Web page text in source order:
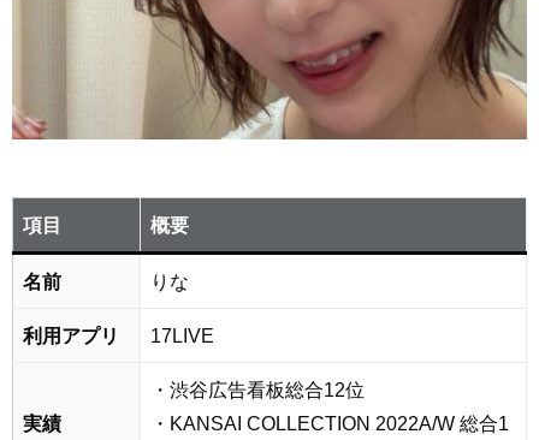
項目 概要
名前 りな
利用アプリ 17LIVE
実績
・渋谷広告看板総合12位
・KANSAI COLLECTION 2022A/W 総合1